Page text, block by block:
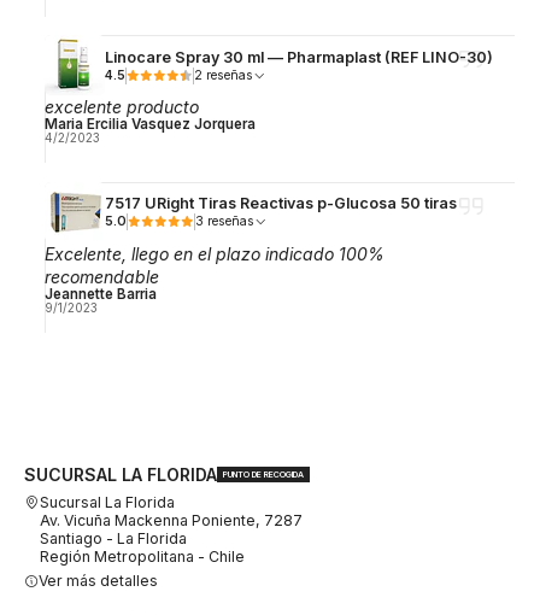
Linocare Spray 30 ml — Pharmaplast (REF LINO-30)
4.5 2 reseñas
excelente producto
Maria Ercilia Vasquez Jorquera
4/2/2023
7517 URight Tiras Reactivas p-Glucosa 50 tiras
5.0 3 reseñas
Excelente, llego en el plazo indicado 100%
recomendable
Jeannette Barria
9/1/2023
SUCURSAL LA FLORIDA PUNTO DE RECOGIDA
Sucursal La Florida
Av. Vicuña Mackenna Poniente, 7287
Santiago - La Florida
Región Metropolitana - Chile
Ver más detalles